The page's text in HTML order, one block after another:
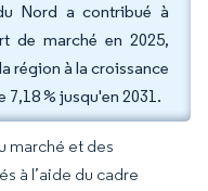
Nord a contribué à
de marché en 2025,
région à la croissance
% jusqu'en 2031.
marché et des
à l’aide du cadre